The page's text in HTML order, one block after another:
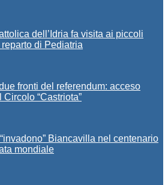
dell’Idria fa visita ai piccoli
di Pediatria
fronti del referendum: acceso
Circolo “Castriota”
Biancavilla nel centenario
mondiale